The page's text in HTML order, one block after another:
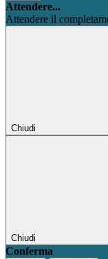
Attendere...
Attendere il
Chiudi
Chiudi
Conferma